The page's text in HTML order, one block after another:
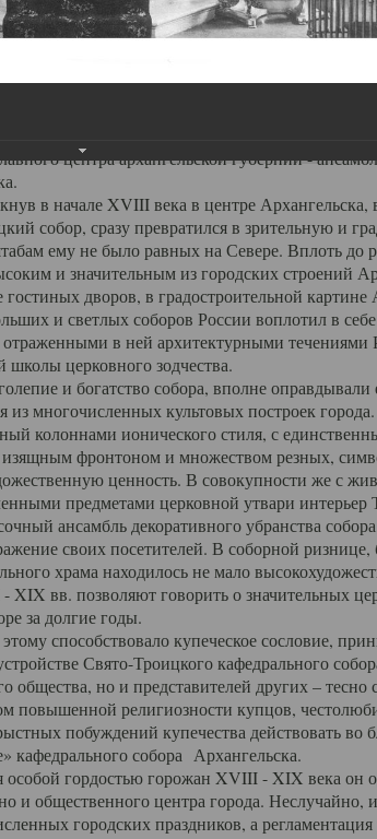
Архангельска
что Архангельск в большей мере, чем
систематических разрушений, в
архитектуры. Больше всего по старому
с религией, набравшая особую силу в конце 20
центра архангельской губернии -
XVIII века в центре Архангельска,
собор, сразу превратился в зрительную и
ему не было равных на Севере. Вплоть до
и значительным из городских строений
гостиных дворов, в градостроительной картине
и светлых соборов России воплотил в
отраженными в ней архитектурными
школы церковного зодчества.
и богатство собора, вполне оправдывали
из многочисленных культовых построек
колоннами ионического стиля, с
фронтоном и множеством резных,
ценность. В совокупности же с
предметами церковной утвари интерьер
ансамбль декоративного убранства
своих посетителей. В соборной ризнице,
храма находилось не мало
XIX вв. позволяют говорить о значительных
за долгие годы.
способствовало купеческое сословие,
Свято-Троицкого кафедрального
общества, но и представителей других –
повышенной религиозности купцов,
побуждений купечества действовать во
кафедрального собора Архангельска.
гордостью горожан XVIII - XIX века он
и общественного центра города. Неслучайно,
городских праздников, а